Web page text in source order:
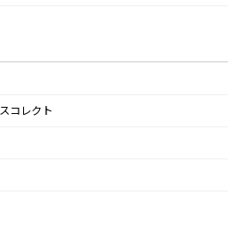
コレクト